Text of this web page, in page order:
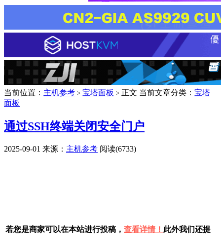
当前位置： 主机参考 > 宝塔面板 > 正文 当前文章分类： 宝塔
面板
通过SSH终端关闭安全门户
2025-09-01 来源： 主机参考 阅读(6733)
若您是商家可以在本站进行投稿， 查看详情！ 此外我们还提